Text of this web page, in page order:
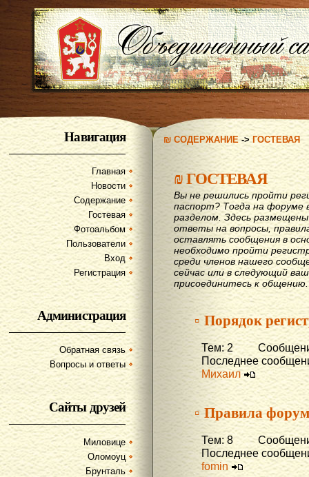
Навигация
Главная
Новости
Содержание
Гостевая
Фотоальбом
Пользователи
Вход
Регистрация
Администрация
Обратная связь
Вопросы и ответы
Сайты друзей
Миловице
Оломоуц
Брунталь
₪ СОДЕРЖАНИЕ->ГОСТЕВАЯ
₪ГОСТЕВАЯ
Вы не решились пройти
паспорт? Тогда на форуме
разделом. Здесь
ответы на вопросы,
оставлять сообщения в
необходимо пройти
среди членов нашего
сейчас или в следующий
присоединитесь к общению.
▫ Порядок
Тем: 2
Последнее
Михаил
▫ Правила
Тем: 8
Последнее
fomin